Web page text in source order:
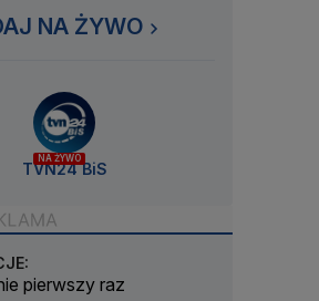
NA ŻYWO
NA ŻYWO
TVN24 BiS
pierwszy raz